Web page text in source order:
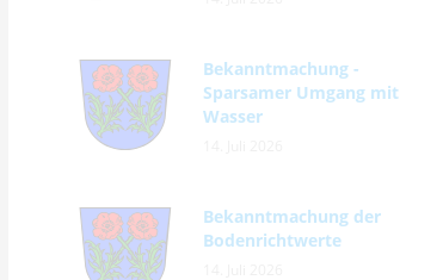
Bekanntmachung -
Sparsamer Umgang mit
Wasser
Bekanntmachung der
Bodenrichtwerte